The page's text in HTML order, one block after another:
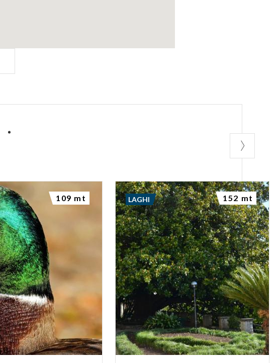
109 mt LAGHI 152 mt